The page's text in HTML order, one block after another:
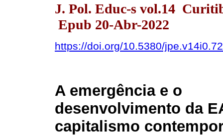
J. Pol. Educ-s vol.14
Epub 20-Abr-2022
https://doi.org/10.5380/
A emergência e o
desenvolvimento da
capitalismo